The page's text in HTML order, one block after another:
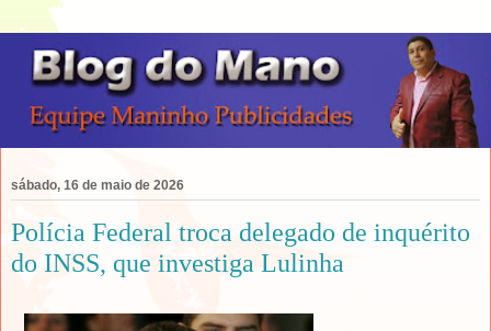
sábado, 16 de maio de 2026
Polícia Federal troca delegado de inquérito
do INSS, que investiga Lulinha